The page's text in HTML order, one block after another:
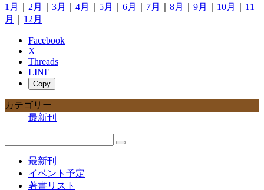
1月
2月 3月 4月 5月 6月 7月 8月 9月 10月
11
月
12月
Facebook
X
Threads
LINE
Copy
カテゴリー
最新刊
最新刊
イベント予定
著書リスト